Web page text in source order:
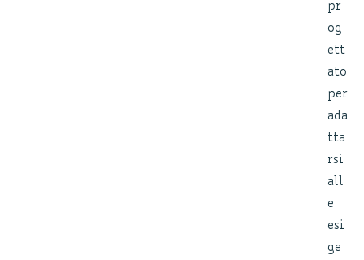
pr
og
ett
ato
per
ada
tta
rsi
all
e
esi
ge